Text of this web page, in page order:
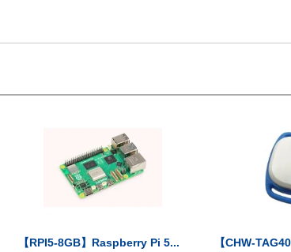
【RPI5-8GB】Raspberry Pi 5...
【CHW-